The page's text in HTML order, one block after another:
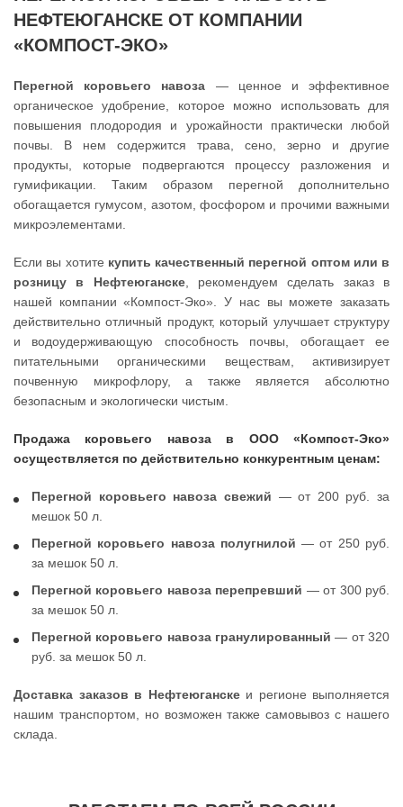
НЕФТЕЮГАНСКЕ ОТ КОМПАНИИ
«КОМПОСТ-ЭКО»
Перегной коровьего навоза — ценное и эффективное
органическое удобрение, которое можно использовать для
повышения плодородия и урожайности практически любой
почвы. В нем содержится трава, сено, зерно и другие
продукты, которые подвергаются процессу разложения и
гумификации. Таким образом перегной дополнительно
обогащается гумусом, азотом, фосфором и прочими важными
микроэлементами.
Если вы хотите купить качественный перегной оптом или в
розницу в Нефтеюганске, рекомендуем сделать заказ в
нашей компании «Компост-Эко». У нас вы можете заказать
действительно отличный продукт, который улучшает структуру
и водоудерживающую способность почвы, обогащает ее
питательными органическими веществам, активизирует
почвенную микрофлору, а также является абсолютно
безопасным и экологически чистым.
Продажа коровьего навоза в ООО «Компост-Эко»
осуществляется по действительно конкурентным ценам:
Перегной коровьего навоза свежий — от 200 руб. за
мешок 50 л.
Перегной коровьего навоза полугнилой — от 250 руб.
за мешок 50 л.
Перегной коровьего навоза перепревший — от 300 руб.
за мешок 50 л.
Перегной коровьего навоза гранулированный — от 320
руб. за мешок 50 л.
Доставка заказов в Нефтеюганскеи регионе выполняется
нашим транспортом, но возможен также самовывоз с нашего
склада.